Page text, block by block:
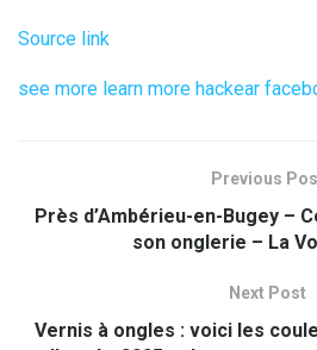
Source link
see more learn more hackear
Previous
Près d’Ambérieu-en-Bugey –
son onglerie – La
Next Post
Vernis à ongles : voici les